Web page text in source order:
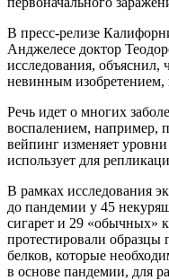
В пресс-релизе
Анджелесе доктор
исследования, объяснил,
невинным изобретением,
Речь идет о многих
воспалением,
вейпинг изменяет
использует для
В рамках исследования
до пандемии у 45
сигарет и 29 «обычных»
протестировали образцы
белков, которые
в основе пандемии, для